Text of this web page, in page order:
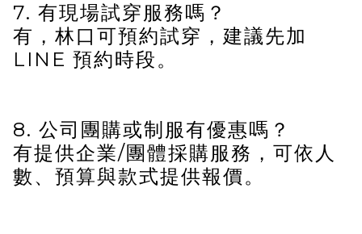
7. 有現場試穿服務嗎？
有，林口可預約試穿，建議先加
LINE 預約時段。
8. 公司團購或制服有優惠嗎？
有提供企業/團體採購服務，可依人
數、預算與款式提供報價。